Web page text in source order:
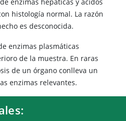
histología normal. La razón
es desconocida.
enzimas plasmáticas
de la muestra. En raras
de un órgano conlleva un
enzimas relevantes.